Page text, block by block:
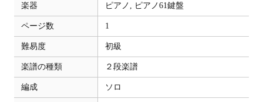
楽器 ピアノ, ピアノ61鍵盤
ページ数 1
難易度 初級
楽譜の種類 ２段楽譜
編成 ソロ